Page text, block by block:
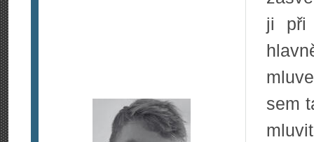
ji při
sem